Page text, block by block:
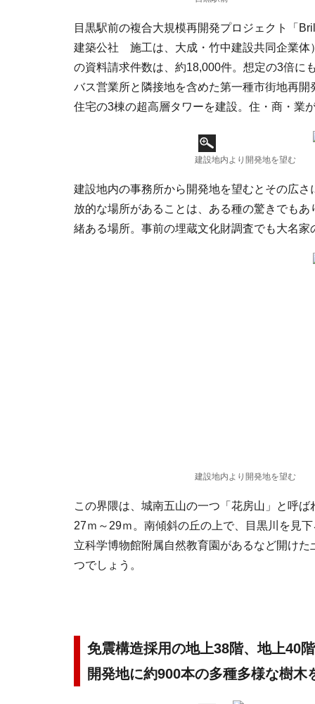
目黒駅前の複合大規模再開発プロジェクト「
建築公社 施工は、大成・竹中建設共同企業体
の資料請求件数は、約18,000件。想定の3倍に
バス営業所と隣接地を含めた第一種市街地再
住宅の3棟の超高層タワーを建設。住・商・業
建設地内より開発地を望む
建設地内の事務所から開発地を望むとその広
放的な場所があることは、ある種の驚きでも
緒ある場所。事前の埋蔵文化財調査でも大名
建設地内より開発地を望む
この界隈は、城南五山の一つ「花房山」と呼
27ｍ～29ｍ。南傾斜の丘の上で、目黒川を見
立科学博物館附属自然教育園があるなど開け
つでしょう。
免震構造採用の地上38階、地上40
開発地に約900本の多種多様な樹